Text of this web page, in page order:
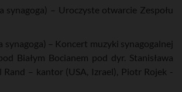
e
synagoga) – Uroczyste otwarcie Zespołu
synagoga) – Koncert muzyki synagogalnej
Białym Bocianem pod dyr. Stanisława
Rand – kantor (USA, Izrael), Piotr Rojek -